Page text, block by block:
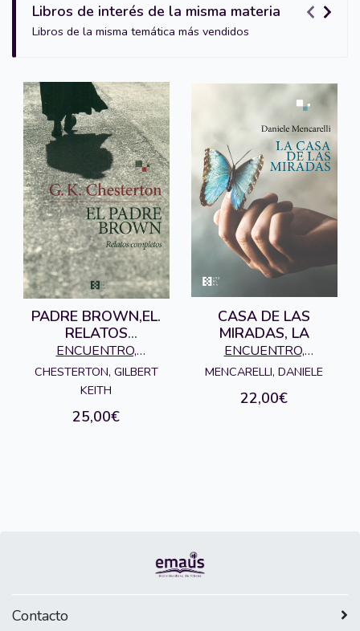
Libros de interés de la misma materia
Libros de la misma temática más vendidos
PADRE BROWN,EL.
RELATOS
COMPLETOS
ENCUENTRO,
EDICIONES
CHESTERTON, GILBERT
KEITH
25,00€
CASA DE LAS
MIRADAS, LA
ENCUENTRO,
EDICIONES
MENCARELLI, DANIELE
22,00€
Contacto